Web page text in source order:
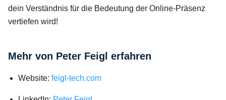
dein Verständnis für die Bedeutung der Online-Präsenz
vertiefen wird!
Mehr von Peter Feigl erfahren
Website: feigl-tech.com